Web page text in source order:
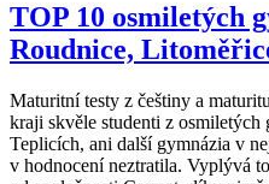
TOP 10 osmiletých
Roudnice,
Maturitní testy z češtiny a
kraji skvěle studenti z
Teplicích, ani další gymnázia v
v hodnocení neztratila. Vyplývá